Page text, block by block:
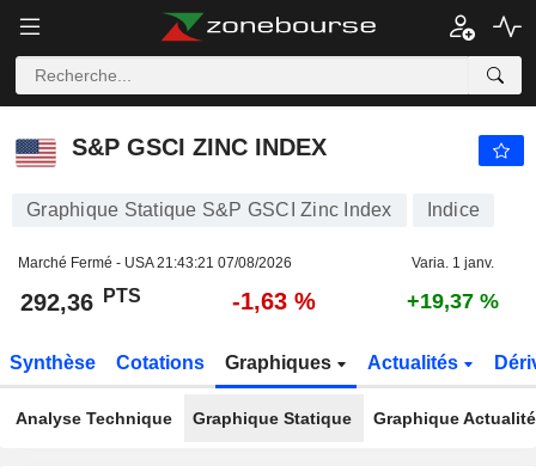
S&P GSCI ZINC INDEX
S&P GSCI ZINC INDEX
Graphique Statique S&P GSCI Zinc Index Indice
Marché Fermé - USA21:43:21 07/08/2026 Varia. 1 janv.
292,36 PTS -1,63 % +19,37 %
Synthèse Cotations Graphiques Actualités
Analyse Technique Graphique Statique Graphique